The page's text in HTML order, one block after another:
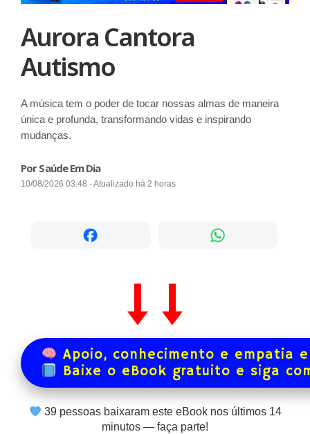
Aurora Cantora
Autismo
A música tem o poder de tocar nossas almas de maneira
única e profunda, transformando vidas e inspirando
mudanças.
Por Saúde Em Dia
10/08/2026 03:48 - Atualizado há 2 horas
Apoio, conhecimento e empatia
Baixe o eBook gratuito e siga
39pessoas baixaram este eBook nos últimos 14
minutos — faça parte!